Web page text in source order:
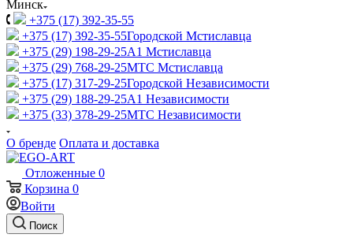
Минск
+375 (17) 392-35-55
+375 (17) 392-35-55Городской Мстиславца
+375 (29) 198-29-25A1 Мстиславца
+375 (29) 768-29-25МТС Мстиславца
+375 (17) 317-29-25Городской Независимости
+375 (29) 188-29-25A1 Независимости
+375 (33) 378-29-25МТС Независимости
О бренде Оплата и доставка
Отложенные 0
Корзина 0
Войти
Поиск